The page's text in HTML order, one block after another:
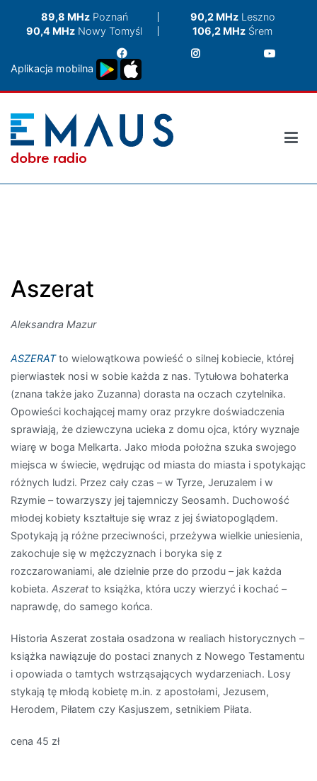
89,8 MHzPoznań 90,2 MHzLeszno
90,4 MHz Nowy Tomyśl 106,2 MHz Śrem
Aplikacja mobilna
Aszerat
Aleksandra Mazur
ASZERAT to wielowątkowa powieść o silnej kobiecie, której
pierwiastek nosi w sobie każda z nas. Tytułowa bohaterka
(znana także jako Zuzanna) dorasta na oczach czytelnika.
Opowieści kochającej mamy oraz przykre doświadczenia
sprawiają, że dziewczyna ucieka z domu ojca, który wyznaje
wiarę w boga Melkarta. Jako młoda położna szuka swojego
miejsca w świecie, wędrując od miasta do miasta i spotykając
różnych ludzi. Przez cały czas ­– w Tyrze, Jeruzalem i w
Rzymie – towarzyszy jej tajemniczy Seosamh. Duchowość
młodej kobiety kształtuje się wraz z jej światopoglądem.
Spotykają ją różne przeciwności, przeżywa wielkie uniesienia,
zakochuje się w mężczyznach i boryka się z
rozczarowaniami, ale dzielnie prze do przodu – jak każda
kobieta. Aszerat to książka, która uczy wierzyć i kochać –
naprawdę, do samego końca.
Historia Aszerat została osadzona w realiach historycznych –
książka nawiązuje do postaci znanych z Nowego Testamentu
i opowiada o tamtych wstrząsających wydarzeniach. Losy
stykają tę młodą kobietę m.in. z apostołami, Jezusem,
Herodem, Piłatem czy Kasjuszem, setnikiem Piłata.
cena 45 zł